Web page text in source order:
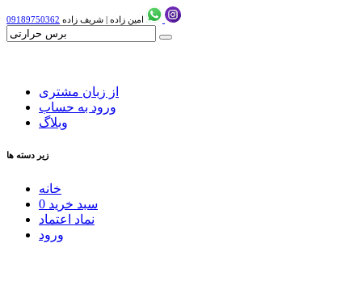
09189750362 امین زاده | شریف زاده
از زبان مشتری
ورود به حساب
وبلاگ
زیر دسته ها
خانه
0 سبد خرید
نماد اعتماد
ورود